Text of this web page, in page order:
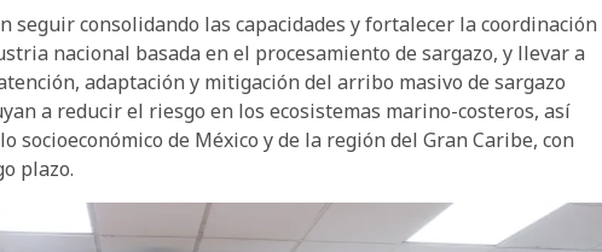
seguir consolidando las capacidades y fortalecer la coordinación
nacional basada en el procesamiento de sargazo, y llevar a
adaptación y mitigación del arribo masivo de sargazo
a reducir el riesgo en los ecosistemas marino-costeros, así
socioeconómico de México y de la región del Gran Caribe, con
plazo.